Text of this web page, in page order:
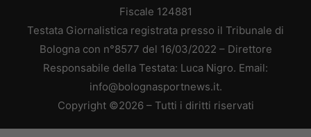
Fiscale 124881
Testata Giornalistica registrata presso il Tribunale di
Bologna con n°8577 del 16/03/2022 – Direttore
Responsabile della Testata: Luca Nigro. Email:
info@bolognasportnews.it.
Copyright ©2026 – Tutti i diritti riservati